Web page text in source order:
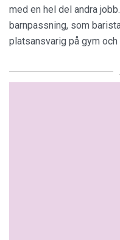
med en hel del andra
barnpassning, som
platsansvarig på gym och